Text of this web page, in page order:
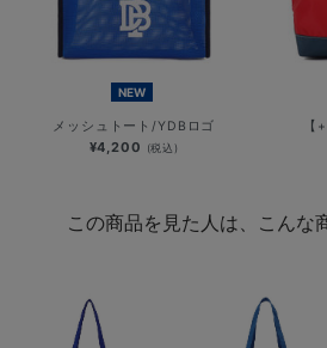
NEW
メッシュトート/YDBロゴ
¥4,200 (税込)
この商品を見た人は、こんな